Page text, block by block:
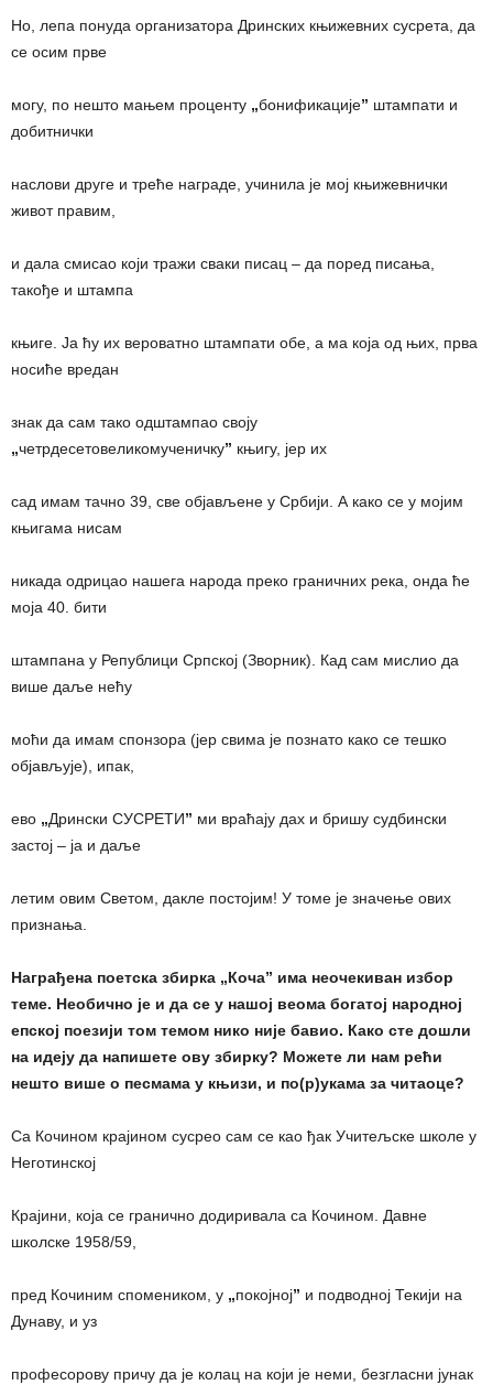
Но, лепа понуда организатора Дринских књижевних сусрета, да
се осим прве
могу, по нешто мањем проценту „бонификације” штампати и
добитнички
наслови друге и треће награде, учинила је мој књижевнички
живот правим,
и дала смисао који тражи сваки писац – да поред писања,
такође и штампа
књиге. Ја ћу их вероватно штампати обе, а ма која од њих, прва
носиће вредан
знак да сам тако одштампао своју
„четрдесетовеликомученичку” књигу, јер их
сад имам тачно 39, све објављене у Србији. А како се у мојим
књигама нисам
никада одрицао нашега народа преко граничних река, онда ће
моја 40. бити
штампана у Републици Српској (Зворник). Кад сам мислио да
више даље нећу
моћи да имам спонзора (јер свима је познато како се тешко
објављује), ипак,
ево „Дрински СУСРЕТИ” ми враћају дах и бришу судбински
застој – ја и даље
летим овим Светом, дакле постојим! У томе је значење ових
признања.
Награђена поетска збирка „Коча” има неочекиван избор
теме. Необично је и да се у нашој веома богатој народној
епској поезији том темом нико није бавио. Како сте дошли
на идеју да напишете ову збирку? Можете ли нам рећи
нешто више о песмама у књизи, и по(р)укама за читаоце?
Са Кочином крајином сусрео сам се као ђак Учитељске школе у
Неготинској
Крајини, која се гранично додиривала са Кочином. Давне
школске 1958/59,
пред Кочиним спомеником, у „покојној” и подводној Текији на
Дунаву, и уз
професорову причу да је колац на који је неми, безгласни јунак